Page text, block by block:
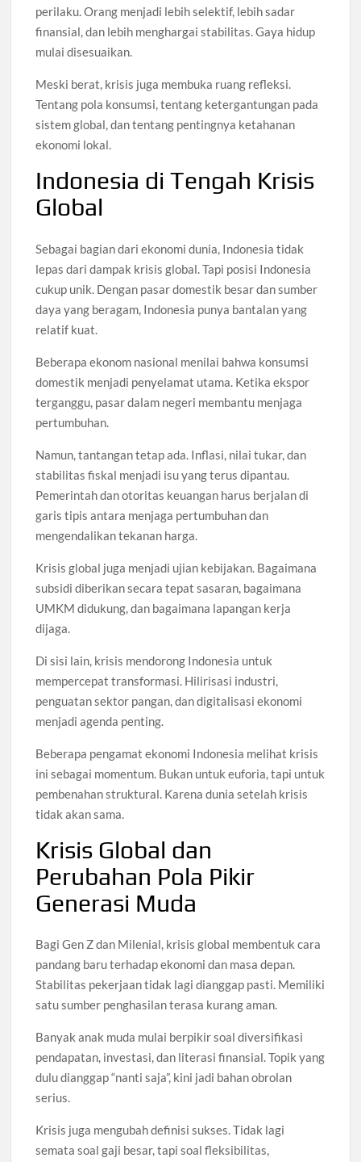
perilaku. Orang menjadi lebih selektif, lebih sadar
finansial, dan lebih menghargai stabilitas. Gaya hidup
mulai disesuaikan.
Meski berat, krisis juga membuka ruang refleksi.
Tentang pola konsumsi, tentang ketergantungan pada
sistem global, dan tentang pentingnya ketahanan
ekonomi lokal.
Indonesia di Tengah Krisis
Global
Sebagai bagian dari ekonomi dunia, Indonesia tidak
lepas dari dampak krisis global. Tapi posisi Indonesia
cukup unik. Dengan pasar domestik besar dan sumber
daya yang beragam, Indonesia punya bantalan yang
relatif kuat.
Beberapa ekonom nasional menilai bahwa konsumsi
domestik menjadi penyelamat utama. Ketika ekspor
terganggu, pasar dalam negeri membantu menjaga
pertumbuhan.
Namun, tantangan tetap ada. Inflasi, nilai tukar, dan
stabilitas fiskal menjadi isu yang terus dipantau.
Pemerintah dan otoritas keuangan harus berjalan di
garis tipis antara menjaga pertumbuhan dan
mengendalikan tekanan harga.
Krisis global juga menjadi ujian kebijakan. Bagaimana
subsidi diberikan secara tepat sasaran, bagaimana
UMKM didukung, dan bagaimana lapangan kerja
dijaga.
Di sisi lain, krisis mendorong Indonesia untuk
mempercepat transformasi. Hilirisasi industri,
penguatan sektor pangan, dan digitalisasi ekonomi
menjadi agenda penting.
Beberapa pengamat ekonomi Indonesia melihat krisis
ini sebagai momentum. Bukan untuk euforia, tapi untuk
pembenahan struktural. Karena dunia setelah krisis
tidak akan sama.
Krisis Global dan
Perubahan Pola Pikir
Generasi Muda
Bagi Gen Z dan Milenial, krisis global membentuk cara
pandang baru terhadap ekonomi dan masa depan.
Stabilitas pekerjaan tidak lagi dianggap pasti. Memiliki
satu sumber penghasilan terasa kurang aman.
Banyak anak muda mulai berpikir soal diversifikasi
pendapatan, investasi, dan literasi finansial. Topik yang
dulu dianggap “nanti saja”, kini jadi bahan obrolan
serius.
Krisis juga mengubah definisi sukses. Tidak lagi
semata soal gaji besar, tapi soal fleksibilitas,